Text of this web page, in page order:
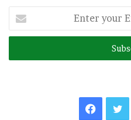
your
Email